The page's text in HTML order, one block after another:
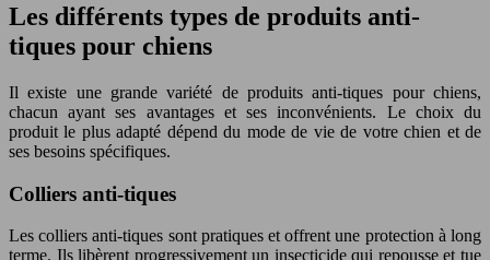
Les différents types de produits anti-
tiques pour chiens
Il existe une grande variété de produits anti-tiques pour chiens,
chacun ayant ses avantages et ses inconvénients. Le choix du
produit le plus adapté dépend du mode de vie de votre chien et de
ses besoins spécifiques.
Colliers anti-tiques
Les colliers anti-tiques sont pratiques et offrent une protection à long
terme. Ils libèrent progressivement un insecticide qui repousse et tue